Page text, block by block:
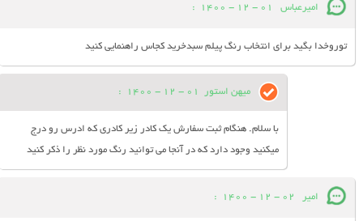
امیرعباس 01 - 12 - 1400
:
توروخدا بگید برای انتخاب رنگ پیلم سبدخرید کجاس راهنمایی کنید
میهن استور 01 - 12 - 1400
:
با سلام. هنگام ثبت سفارش یک کادر زیر کادری که ادرس رو درج
میکنید وجود دارد که در آنجا می توانید رنگ مورد نظر را ذکر کنید
امیر 02 - 12 - 1400
: